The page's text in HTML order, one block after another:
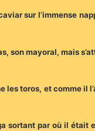
sur l’immense
son mayoral, mais
les toros, et comme
sortant par où il